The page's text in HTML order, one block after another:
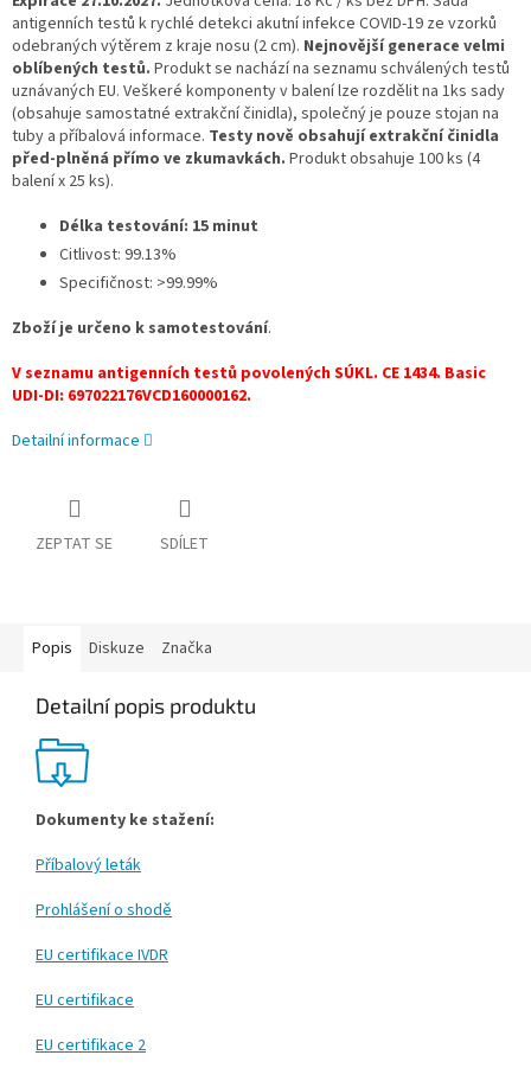
antigenních testů k rychlé detekci akutní infekce COVID-19 ze vzorků
odebraných výtěrem z kraje nosu (2 cm). Nejnovější generace velmi
oblíbených testů. Produkt se nachází na seznamu schválených testů
uznávaných EU. Veškeré komponenty v balení lze rozdělit na 1ks sady
(obsahuje samostatné extrakční činidla), společný je pouze stojan na
tuby a příbalová informace. Testy nově obsahují extrakční činidla
před-plněná přímo ve zkumavkách. Produkt obsahuje 100 ks (4
balení x 25 ks).
Délka testování: 15 minut
Citlivost: 99.13%
Specifičnost: >99.99%
Zboží je určeno k samotestování.
V seznamu antigenních testů povolených SÚKL. CE 1434. Basic
UDI-DI: 697022176VCD160000162.
Detailní informace
ZEPTAT SE SDÍLET
Popis Diskuze Značka
Detailní popis produktu
Dokumenty ke stažení:
Příbalový leták
Prohlášení o shodě
EU certifikace IVDR
EU certifikace
EU certifikace 2